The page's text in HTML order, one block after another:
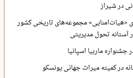
در شیراز
«هیات‌امنایی» مجموعه‌های تاریخی کشور
تحول مدیریتی
ماربیا اسپانیا
در کمیته میراث جهانی یونسکو